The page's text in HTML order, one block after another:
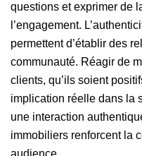
questions et exprimer de
l’engagement.
permettent d’établir des
communauté. Réagir de
clients, qu’ils soient
implication réelle dans la
une interaction
immobiliers renforcent la